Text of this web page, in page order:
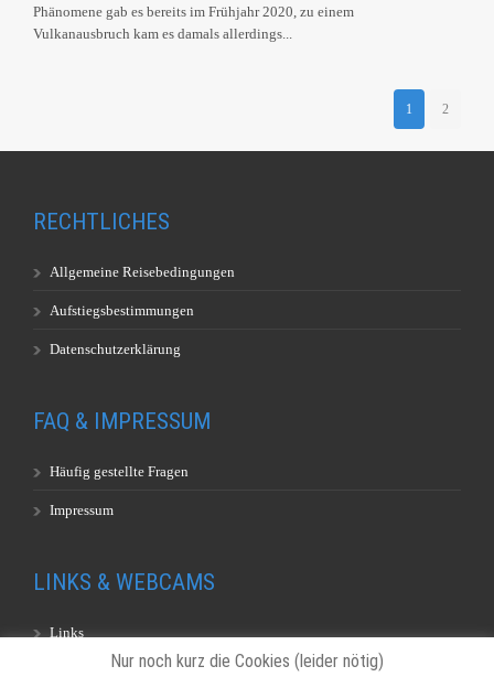
Phänomene gab es bereits im Frühjahr 2020, zu einem
Vulkanausbruch kam es damals allerdings...
1 2
RECHTLICHES
Allgemeine Reisebedingungen
Aufstiegsbestimmungen
Datenschutzerklärung
FAQ & IMPRESSUM
Häufig gestellte Fragen
Impressum
LINKS & WEBCAMS
Links
Nur noch kurz die Cookies (leider nötig)